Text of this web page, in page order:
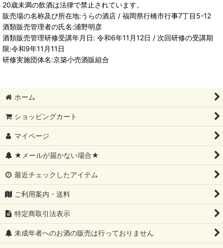
20歳未満の飲酒は法律で禁止されています。
販売場の名称及び所在地:うらの酒店 / 福岡県行橋市行事7丁目5-12
酒類販売管理者の氏名:浦野明彦
酒類販売管理研修受講年月日: 令和6年11月12日 / 次回研修の受講期
限:令和9年11月11日
研修実施団体名:京築小売酒販組合
ホーム
ショッピングカート
マイページ
★メールが届かない場合★
最近チェックしたアイテム
ご利用案内・送料
特定商取引法表示
未成年者へのお酒の販売は行っておりません